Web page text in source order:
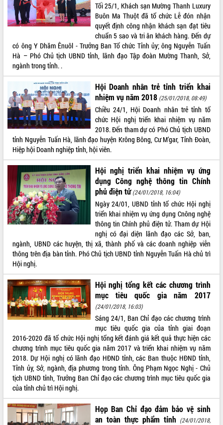
VIDEO
Khám bệnh, cấp phát thuốc miễn phí
và tặng quà người dân xã Cư Pui
Hội nghị UBND tỉnh Đắk Lắk thường kỳ
tháng 7/2026
Lễ truy tặng danh hiệu “Bà Mẹ Việt
Nam Anh hùng” và trao Huân chương
Lao động
UBND tỉnh Đắk Lắk triển khai nhiệm
vụ 6 tháng cuối năm 2026
Kỳ họp thứ Hai, Hội đồng nhân dân
tỉnh khóa XI quyết nghị nhiều nội dung
quan trọng
Bí thư Tỉnh ủy Lương Nguyễn Minh
Triết thăm, tặng quà người có công với
cách mạng
Rà soát, hoàn thiện hệ thống thiết chế
văn hóa, thể thao đáp ứng yêu cầu
phát triển mới
ALBUM ẢNH
LIÊN KẾT WEB
Tối 25/1, Khách sạn Mường Thanh Luxury
Buôn Ma Thuột đã tổ chức Lễ đón nhận
quyết định công nhận khách sạn đạt tiêu
chuẩn 5 sao và tri ân khách hàng. Đến dự
có ông Y Dhăm Ênuôl - Trưởng Ban Tổ chức Tỉnh ủy; ông Nguyễn Tuấn
Hà – Phó Chủ tịch UBND tỉnh, lãnh đạo Tập đoàn Mường Thanh, Sở,
ngành trong tỉnh. .
Hội Doanh nhân trẻ tỉnh triển khai
nhiệm vụ năm 2018 (25/01/2018, 08:49)
Chiều 24/1, Hội Doanh nhân trẻ tỉnh tổ
chức Hội nghị triển khai nhiệm vụ năm
2018. Đến tham dự có Phó Chủ tịch UBND
tỉnh Nguyễn Tuấn Hà, lãnh đạo huyện Krông Bông, Cư M’gar, Tỉnh Đoàn,
Hiệp hội Doanh nghiệp tỉnh, hội viên.
Hội nghị triển khai nhiệm vụ ứng
dụng Công nghệ thông tin Chính
phủ điện tử (24/01/2018, 16:04)
Ngày 24/01, UBND tỉnh tổ chức Hội nghị
triển khai nhiệm vụ ứng dụng Cnông nghệ
thông tin Chính phủ điện tử. Tham dự Hội
nghị có đại diện lãnh đạo các Sở, ban,
ngành, UBND các huyện, thị xã, thành phố và các doanh nghiệp viễn
thông trên địa bàn tỉnh. Phó Chủ tịch UBND tỉnh Nguyễn Tuấn Hà chủ trì
Hội nghị.
Hội nghị tổng kết các chương trình
mục tiêu quốc gia năm 2017
(24/01/2018, 16:03)
Sáng 24/1, Ban Chỉ đạo các chương trình
mục tiêu quốc gia của tỉnh giai đoạn
2016-2020 đã tổ chức Hội nghị tổng kết đánh giá kết quả thực hiện các
chương trình mục tiêu quốc gia năm 2017 và triển khai nhiệm vụ năm
2018. Dự Hội nghị có lãnh đạo HĐND tỉnh, các Ban thuộc HĐND tỉnh,
Tỉnh ủy, Sở, ngành, địa phương trong tỉnh. Ông Phạm Ngọc Nghị - Chủ
tịch UBND tỉnh, Trưởng Ban Chỉ đạo các chương trình mục tiêu quốc gia
của tỉnh chủ trì Hội nghị.
Họp Ban Chỉ đạo đảm bảo vệ sinh
an toàn thực phẩm tỉnh (24/01/2018,